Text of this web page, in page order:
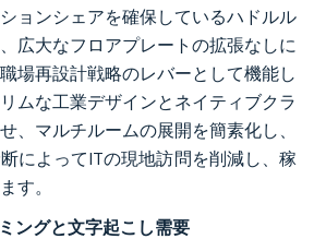
ョンシェアを確保しているハドルル
広大なフロアプレートの拡張なしに
場再設計戦略のレバーとして機能し
ムな工業デザインとネイティブクラ
、マルチルームの展開を簡素化し、
によってITの現地訪問を削減し、稼
す。
ングと文字起こし需要